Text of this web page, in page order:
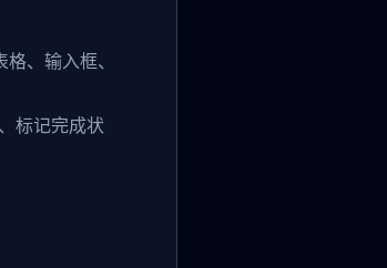
、输入框、
标记完成状